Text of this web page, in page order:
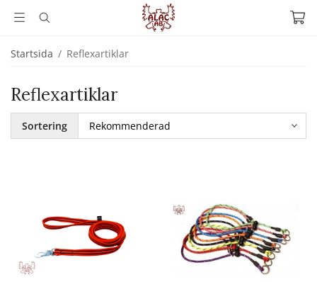
Startsida / Reflexartiklar
Reflexartiklar
Sortering